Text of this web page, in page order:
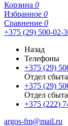
Корзина 0
Избранное 0
Сравнение 0
+375 (29) 500-02-
Назад
Телефоны
+375 (29)
Отдел сбыта
+375 (29)
Отдел сбыта
+375 (222)
argos-fm@mail.ru